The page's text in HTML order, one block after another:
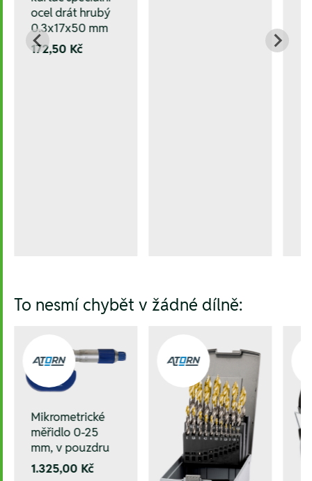
ocel drát hrubý
0.3x17x50 mm
172,50 Kč
To nesmí chybět v žádné dílně:
Mikrometrické
měřidlo 0-25
mm, v pouzdru
1.325,00 Kč